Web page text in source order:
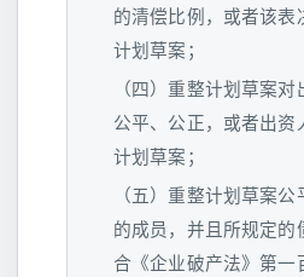
的清偿比例，或者该表
计划草案；
（四）重整计划草案
公平、公正，或者出资
计划草案；
（五）重整计划草案
的成员，并且所规定的
合《企业破产法》第一